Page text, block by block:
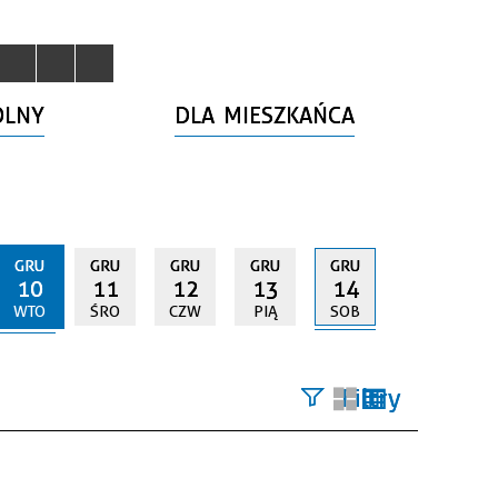
DLA MIESZKAŃCA
GRU
10
WTO
GRU
11
ŚRO
GRU
12
CZW
GRU
13
PIĄ
GRU
14
SOB
Filtry